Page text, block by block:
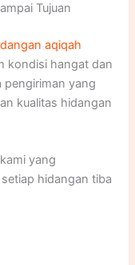
Tujuan
aqiqah
kondisi hangat dan
pengiriman yang
kualitas hidangan
yang
hidangan tiba